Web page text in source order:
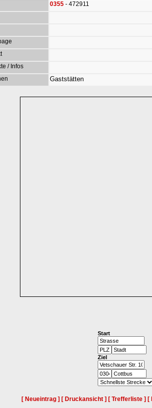
0355 - 472911
/ Infos
Gaststätten
Start
Ziel
[ Neueintrag ] [ Druckansicht ] [ Trefferliste ] [